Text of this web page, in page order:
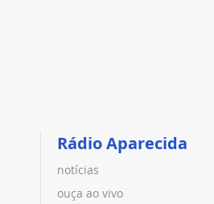
Rádio Aparecida
notícias
ouça ao vivo